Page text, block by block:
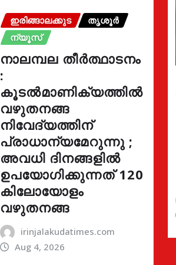
ഇരിങ്ങാലക്കുട
തൃശൂർ
ന്യൂസ്
നാലമ്പല തീർത്ഥാടനം
:
കൂടൽമാണിക്യത്തിൽ
വഴുതനങ്ങ
നിവേദ്യത്തിന്
പ്രാധാന്യമേറുന്നു ;
അവധി ദിനങ്ങളിൽ
ഉപയോഗിക്കുന്നത് 120
കിലോയോളം
വഴുതനങ്ങ
irinjalakudatimes.com
Aug 4, 2026